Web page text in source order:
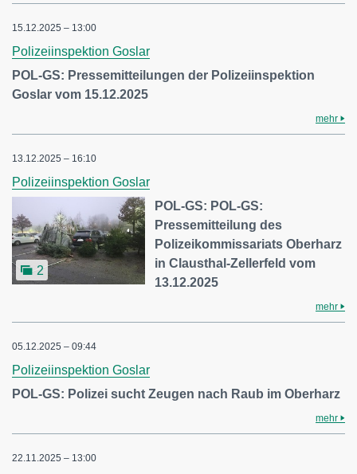
15.12.2025 – 13:00
Polizeiinspektion Goslar
POL-GS: Pressemitteilungen der Polizeiinspektion
Goslar vom 15.12.2025
mehr
13.12.2025 – 16:10
Polizeiinspektion Goslar
2
POL-GS: POL-GS:
Pressemitteilung des
Polizeikommissariats Oberharz
in Clausthal-Zellerfeld vom
13.12.2025
mehr
05.12.2025 – 09:44
Polizeiinspektion Goslar
POL-GS: Polizei sucht Zeugen nach Raub im Oberharz
mehr
22.11.2025 – 13:00